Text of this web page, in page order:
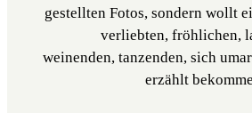
gestellten Fotos, sondern wollt
verliebten, fröhlichen,
weinenden, tanzenden, sich
erzählt